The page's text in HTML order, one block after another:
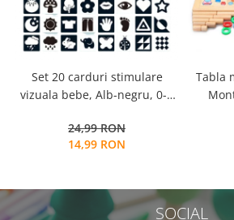
Set 20 carduri stimulare
vizuala bebe, Alb-negru, 0-3
24,99 RON
14,99 RON
Tabla
SOCIAL